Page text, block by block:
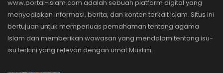
www.portal-islam.com adalah sebuah platform digital yang
menyediakan informasi, berita, dan konten terkait Islam. Situs ini
bertujuan untuk memperluas pemahaman tentang agama
Islam dan memberikan wawasan yang mendalam tentang isu-
isu terkini yang relevan dengan umat Muslim.